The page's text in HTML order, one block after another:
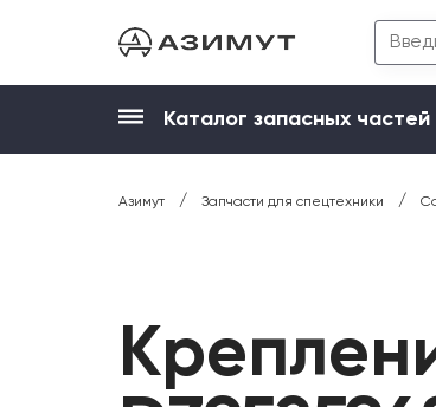
Каталог запасных частей
Азимут / Запчасти для спецтехники /